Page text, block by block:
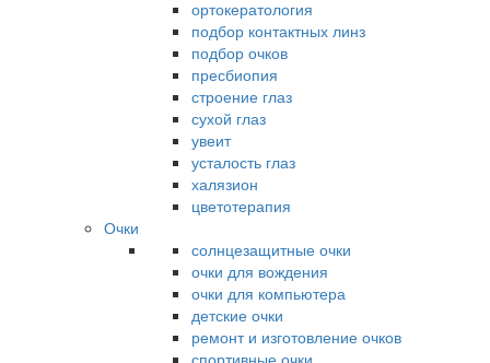
ортокератология
подбор контактных линз
подбор очков
пресбиопия
строение глаз
сухой глаз
увеит
усталость глаз
халязион
цветотерапия
Очки
солнцезащитные очки
очки для вождения
очки для компьютера
детские очки
ремонт и изготовление очков